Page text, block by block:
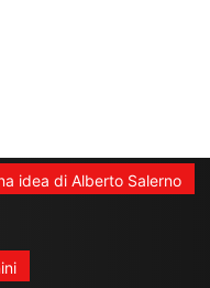
idea di Alberto Salerno